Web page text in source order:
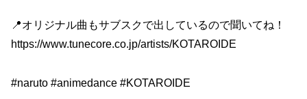
📍オリジナル曲もサブスクで出しているので聞いてね！
https://www.tunecore.co.jp/artists/KOTAROIDE
#naruto #animedance #KOTAROIDE